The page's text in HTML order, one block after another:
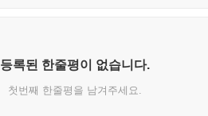
등록된 한줄평이 없습니다.
첫번째 한줄평을 남겨주세요.